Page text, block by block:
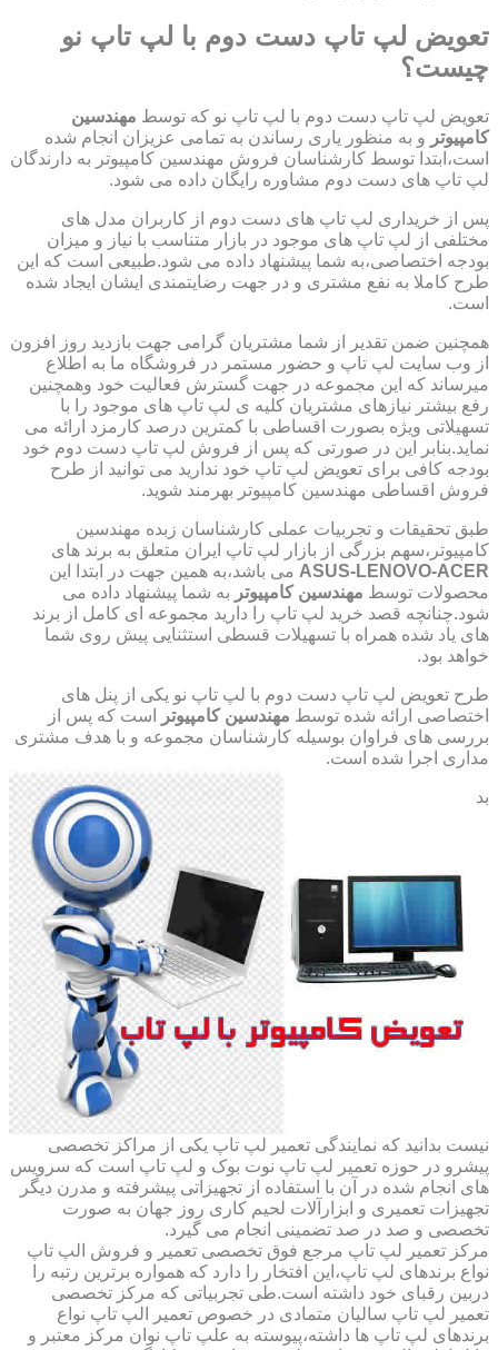
تعویض لپ تاپ دست دوم با لپ تاپ نو
چیست؟
تعویض لپ تاپ دست دوم با لپ تاپ نو که توسط مهندسین
کامپیوتر و به منظور یاری رساندن به تمامی عزیزان انجام شده
است،ابتدا توسط کارشناسان فروش مهندسین کامپیوتر به دارندگان
لپ تاپ های دست دوم مشاوره رایگان داده می شود.
پس از خریداری لپ تاپ های دست دوم از کاربران مدل های
مختلفی از لپ تاپ های موجود در بازار متناسب با نیاز و میزان
بودجه اختصاصی،به شما پیشنهاد داده می شود.طبیعی است که این
طرح کاملا به نفع مشتری و در جهت رضایتمندی ایشان ایجاد شده
است.
همچنین ضمن تقدیر از شما مشتریان گرامی جهت بازدید روز افزون
از وب سایت لپ تاپ و حضور مستمر در فروشگاه ما به اطلاع
میرساند که این مجموعه در جهت گسترش فعالیت خود وهمچنین
رفع بیشتر نیازهای مشتریان کلیه ی لپ تاپ های موجود را با
تسهیلاتی ویژه بصورت اقساطی با کمترین درصد کارمزد ارائه می
نماید.بنابر این در صورتی که پس از فروش لپ تاپ دست دوم خود
بودجه کافی برای تعویض لپ تاپ خود ندارید می توانید از طرح
فروش اقساطی مهندسین کامپیوتر بهرمند شوید.
طبق تحقیقات و تجربیات عملی کارشناسان زبده مهندسین
کامپیوتر،سهم بزرگی از بازار لپ تاپ ایران متعلق به برند های
ASUS-LENOVO-ACER می باشد،به همین جهت در ابتدا این
محصولات توسط مهندسین کامپیوتر به شما پیشنهاد داده می
شود.چنانچه قصد خرید لپ تاپ را دارید مجموعه ای کامل از برند
های یاد شده همراه با تسهیلات قسطی استثنایی پیش روی شما
خواهد بود.
طرح تعویض لپ تاپ دست دوم با لپ تاپ نو یکی از پنل های
اختصاصی ارائه شده توسط مهندسین کامپیوتر
است که پس از
بررسی های فراوان بوسیله کارشناسان مجموعه و با هدف مشتری
مداری اجرا شده است.
بد
نیست بدانید که نمایندگی تعمیر لپ تاپ یکی از مراکز تخصصی
پیشرو در حوزه تعمیر لپ تاپ نوت بوک و لپ تاپ است که سرویس
های انجام شده در آن با استفاده از تجهیزاتی پیشرفته و مدرن دیگر
تجهیزات تعمیری و ابزارآلات لحیم کاری روز جهان به صورت
تخصصی و صد در صد تضمینی انجام می گیرد.
مرکز تعمیر لپ تاپ مرجع فوق تخصصی تعمیر و فروش الپ تاپ
نواع برندهای لپ تاپ،این افتخار را دارد که همواره برترین رتبه را
دربین رقبای خود داشته است.طی تجربیاتی که مرکز تخصصی
تعمیر لپ تاپ سالیان متمادی در خصوص تعمیر الپ تاپ نواع
برندهای لپ تاپ ها داشته،پیوسته به علپ تاپ نوان مرکز معتبر و